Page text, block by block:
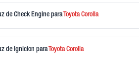
de Check Engine para ToyotaCorolla
de Ignicion para ToyotaCorolla